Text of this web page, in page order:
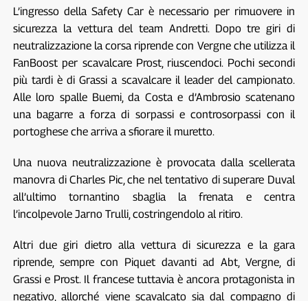
L’ingresso della Safety Car è necessario per rimuovere in
sicurezza la vettura del team Andretti. Dopo tre giri di
neutralizzazione la corsa riprende con Vergne che utilizza il
FanBoost per scavalcare Prost, riuscendoci. Pochi secondi
più tardi è di Grassi a scavalcare il leader del campionato.
Alle loro spalle Buemi, da Costa e d’Ambrosio scatenano
una bagarre a forza di sorpassi e controsorpassi con il
portoghese che arriva a sfiorare il muretto.
Una nuova neutralizzazione è provocata dalla scellerata
manovra di Charles Pic, che nel tentativo di superare Duval
all’ultimo tornantino sbaglia la frenata e centra
l’incolpevole Jarno Trulli, costringendolo al ritiro.
Altri due giri dietro alla vettura di sicurezza e la gara
riprende, sempre con Piquet davanti ad Abt, Vergne, di
Grassi e Prost. Il francese tuttavia è ancora protagonista in
negativo, allorché viene scavalcato sia dal compagno di